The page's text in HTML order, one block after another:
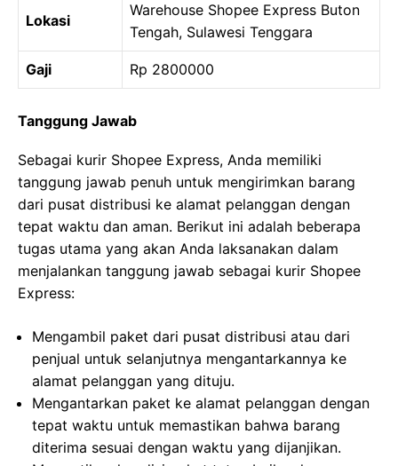
Lokasi
Warehouse Shopee Express Buton
Tengah, Sulawesi Tenggara
Gaji Rp 2800000
Tanggung Jawab
Sebagai kurir Shopee Express, Anda memiliki
tanggung jawab penuh untuk mengirimkan barang
dari pusat distribusi ke alamat pelanggan dengan
tepat waktu dan aman. Berikut ini adalah beberapa
tugas utama yang akan Anda laksanakan dalam
menjalankan tanggung jawab sebagai kurir Shopee
Express:
Mengambil paket dari pusat distribusi atau dari
penjual untuk selanjutnya mengantarkannya ke
alamat pelanggan yang dituju.
Mengantarkan paket ke alamat pelanggan dengan
tepat waktu untuk memastikan bahwa barang
diterima sesuai dengan waktu yang dijanjikan.